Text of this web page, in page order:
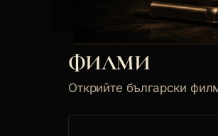
ФИЛМИ
Открийте български